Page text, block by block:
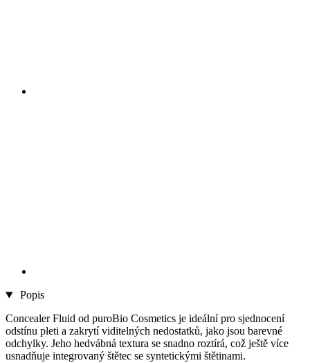
Popis
Concealer Fluid od puroBio Cosmetics je ideální pro sjednocení
odstínu pleti a zakrytí viditelných nedostatků, jako jsou barevné
odchylky. Jeho hedvábná textura se snadno roztírá, což ještě více
usnadňuje integrovaný štětec se syntetickými štětinami.